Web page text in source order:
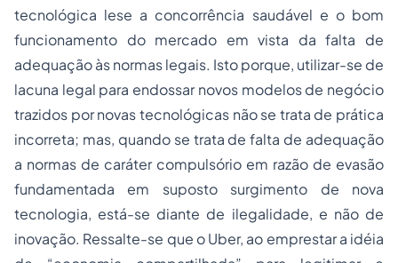
tecnológica lese a concorrência saudável e o bom
funcionamento do mercado em vista da falta de
adequação às normas legais. Isto porque, utilizar-se de
lacuna legal para endossar novos modelos de negócio
trazidos por novas tecnológicas não se trata de prática
incorreta; mas, quando se trata de falta de adequação
a normas de caráter compulsório em razão de evasão
fundamentada em suposto surgimento de nova
tecnologia, está-se diante de ilegalidade, e não de
inovação. Ressalte-se que o Uber, ao emprestar a idéia